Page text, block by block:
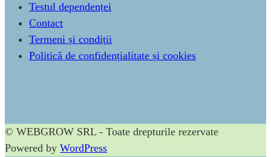
Testul dependenței
Contact
Termeni și condiții
Politică de confidențialitate și cookies
© WEBGROW SRL - Toate drepturile rezervate
Powered by WordPress